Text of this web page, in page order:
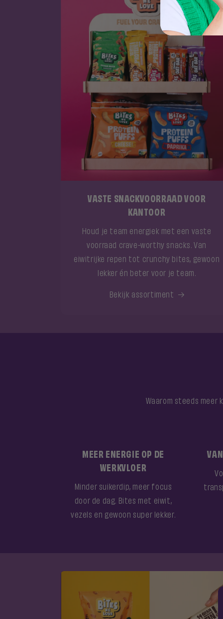
VASTE SNACKVOORRAAD VOOR
KANTOOR
Houd je team energiek met een vaste
voorraad crave-worthy snacks. Van
eiwitrijke repen tot crunchy bites, gewoon
lekker én beter voor je team.
Bekijk assortiment
Waarom steeds meer
MEER ENERGIE OP DE
WERKVLOER
Minder suikerdip, meer focus
door de dag. Bites met eiwit,
vezels en gewoon super lekker.